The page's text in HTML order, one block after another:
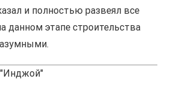
и полностью развеял все
данном этапе строительства